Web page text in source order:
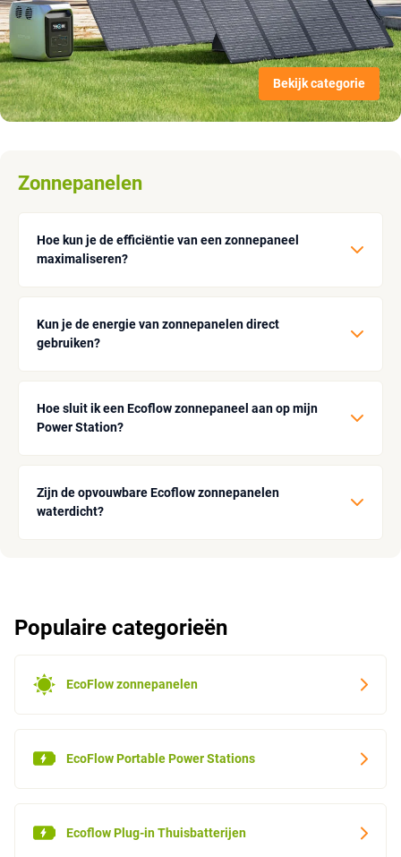
Bekijk categorie
Zonnepanelen
Hoe kun je de efficiëntie van een zonnepaneel
maximaliseren?
Kun je de energie van zonnepanelen direct
gebruiken?
Hoe sluit ik een Ecoflow zonnepaneel aan op mijn
Power Station?
Zijn de opvouwbare Ecoflow zonnepanelen
waterdicht?
Populaire categorieën
EcoFlow zonnepanelen
EcoFlow Portable Power Stations
Ecoflow Plug-in Thuisbatterijen